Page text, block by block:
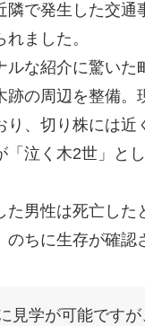
隣で発生した交通
ました。
ルな紹介に驚いた
跡の周辺を整備。
り、切り株には近
「泣く木2世」と
た男性は死亡した
のちに生存が確認
見学が可能です